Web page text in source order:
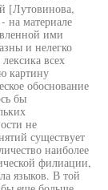
[Лутовинова,
на материале
ими
и нелегко
всех
картину
обоснование
бы
не
существует
наиболее
филиации,
языков. В той